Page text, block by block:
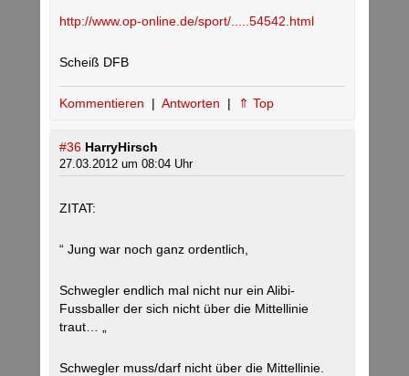
http://www.op-online.de/sport/.....54542.html
Scheiß DFB
Kommentieren | Antworten | ⇑ Top
#36 HarryHirsch
27.03.2012 um 08:04 Uhr
ZITAT:
“ Jung war noch ganz ordentlich,
Schwegler endlich mal nicht nur ein Alibi-
Fussballer der sich nicht über die Mittellinie
traut… „
Schwegler muss/darf nicht über die Mittellinie.